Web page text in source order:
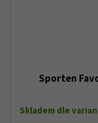
Sporten
Skladem dle